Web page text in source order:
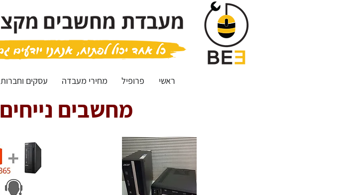
ראשי
פרופיל מחירי מעבדה עסקים וחברות
Desktops - מחשבים נייחים